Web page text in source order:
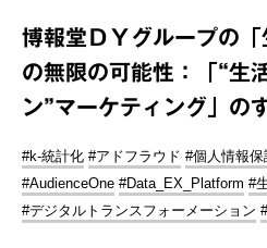
博報堂ＤＹグループの
の無限の可能性：「“生
ン”マーケティング」の
#k-統計化 #アドフラウド #個人情報保
#AudienceOne #Data_EX_Platform #
#デジタルトランスフォーメーション